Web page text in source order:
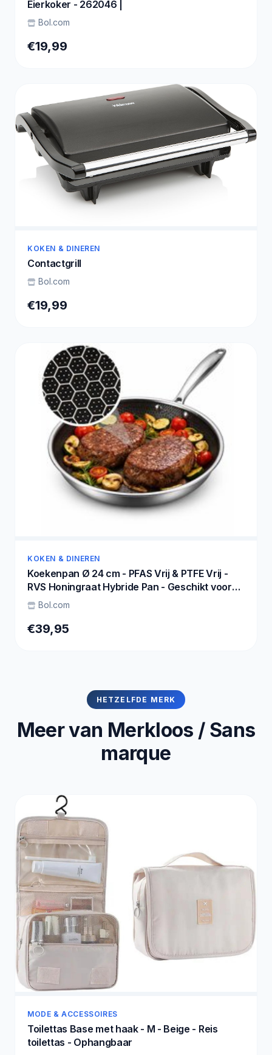
Eierkoker - 262046 |
Bol.com
€19,99
KOKEN & DINEREN
Contactgrill
Bol.com
€19,99
KOKEN & DINEREN
Koekenpan Ø 24 cm - PFAS Vrij & PTFE Vrij -
RVS Honingraat Hybride Pan - Geschikt voor
Inductie, Elektrisch, Keramisch & Gas -
Oven tot 280°C - Duurzame Keramische
Bol.com
€39,95
HETZELFDE MERK
Meer van Merkloos / Sans
marque
MODE & ACCESSOIRES
Toilettas Base met haak - M - Beige - Reis
toilettas - Ophangbaar